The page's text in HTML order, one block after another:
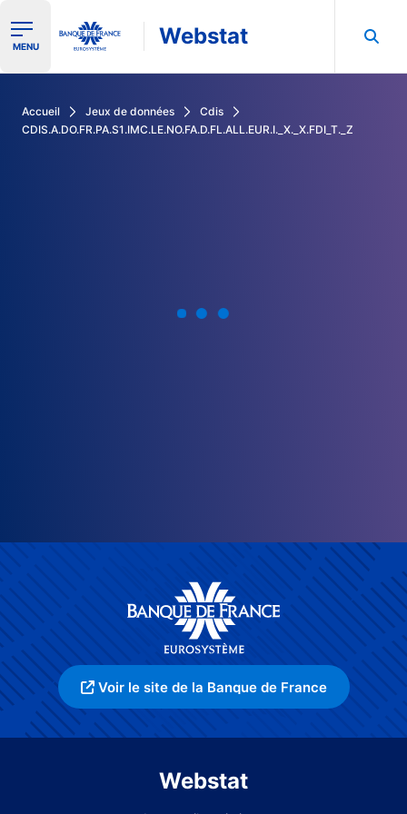
Ouvrir le menu de navigation
MENU Webstat
Accueil Jeux de données
Cdis
CDIS.A.DO.FR.PA.S1.IMC.LE.NO.FA.D.FL.ALL.EUR.I._X._X.FDI_T._Z
Voir le site de la Banque de France
Webstat